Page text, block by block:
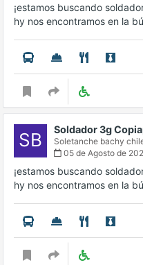
¡estamos buscando
hy nos encontramos en la
SB Soldador 3g
Soletanche bachy
05 de Agosto de
¡estamos buscando
hy nos encontramos en la